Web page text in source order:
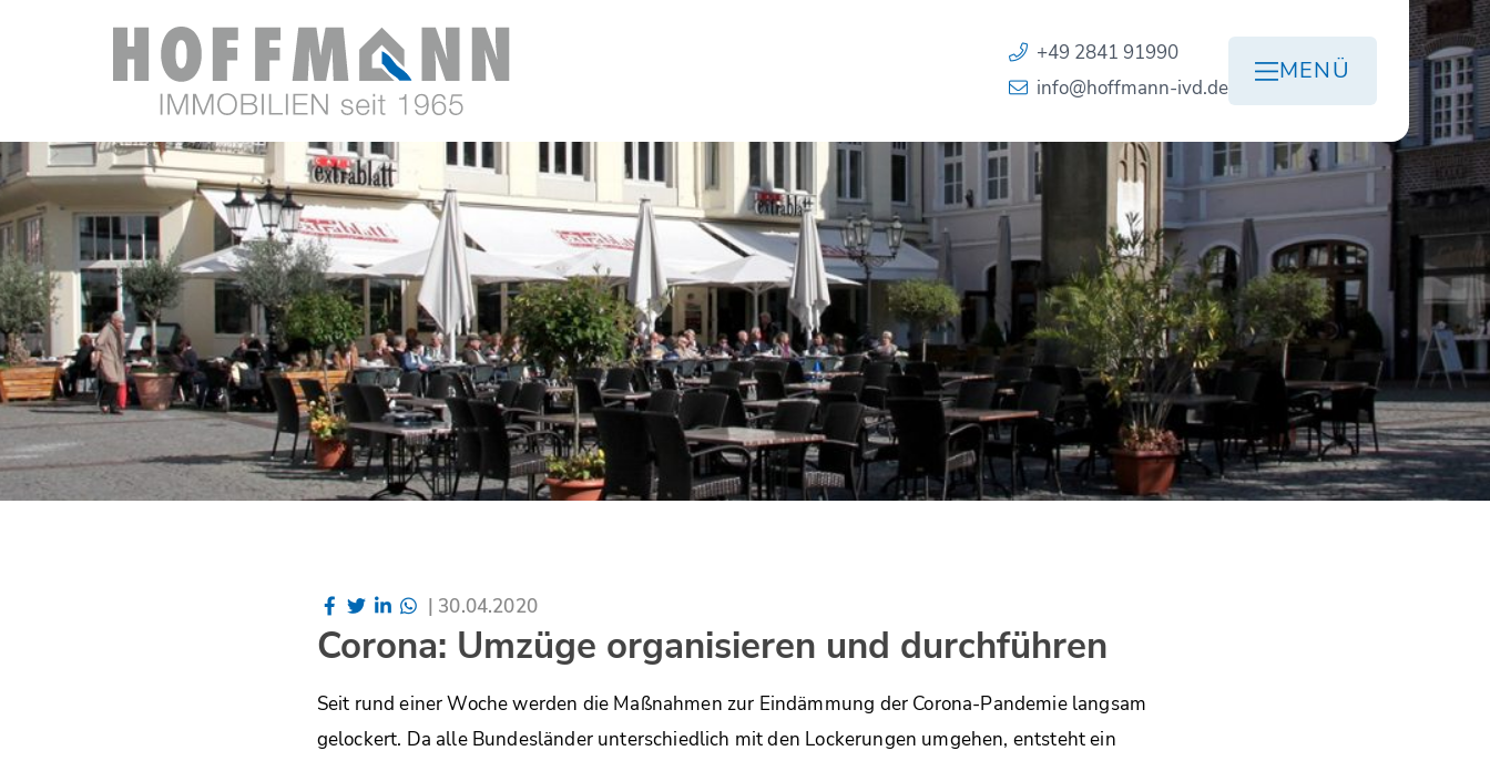
+49 2841 91990
info@hoffmann-ivd.de
MENÜ
| 30.04.2020
Corona: Umzüge organisieren und durchführen
Seit rund einer Woche werden die Maßnahmen zur Eindämmung der Corona-Pandemie langsam
gelockert. Da alle Bundesländer unterschiedlich mit den Lockerungen umgehen, entsteht ein